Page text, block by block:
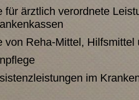
für ärztlich verordnete
von Reha-Mittel, Hilfsmittel
im